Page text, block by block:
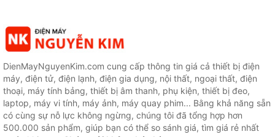
DienMayNguyenKim.com cung cấp thông tin giá cả thiết bị điện
máy, điện tử, điện lạnh, điện gia dụng, nội thất, ngoại thất, điện
thoại, máy tính bảng, thiết bị âm thanh, phụ kiện, thiết bị đeo,
laptop, máy vi tính, máy ảnh, máy quay phim... Bằng khả năng sẵn
có cùng sự nỗ lực không ngừng, chúng tôi đã tổng hợp hơn
500.000 sản phẩm, giúp bạn có thể so sánh giá, tìm giá rẻ nhất